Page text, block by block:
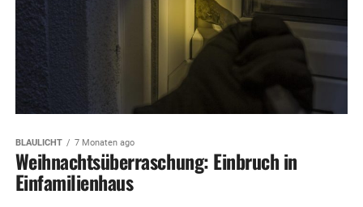
BLAULICHT 7 Monaten ago
Weihnachtsüberraschung: Einbruch in
Einfamilienhaus